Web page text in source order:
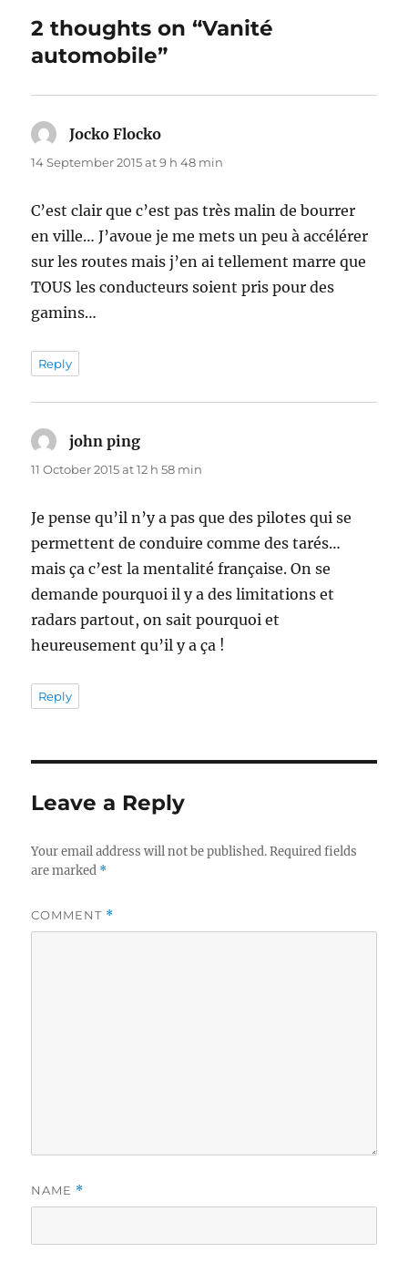
2 thoughts on “Vanité
automobile”
Jocko Flocko
14 September 2015 at 9 h 48 min
C’est clair que c’est pas très malin de bourrer
en ville… J’avoue je me mets un peu à accélérer
sur les routes mais j’en ai tellement marre que
TOUS les conducteurs soient pris pour des
gamins…
Reply
john ping
11 October 2015 at 12 h 58 min
Je pense qu’il n’y a pas que des pilotes qui se
permettent de conduire comme des tarés…
mais ça c’est la mentalité française. On se
demande pourquoi il y a des limitations et
radars partout, on sait pourquoi et
heureusement qu’il y a ça !
Reply
Leave a Reply
Your email address will not be published. Required fields
are marked *
COMMENT *
NAME *